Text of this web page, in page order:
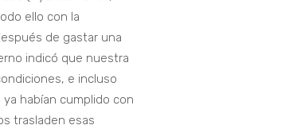
ello con la
de gastar una
indicó que nuestra
e incluso
habían cumplido con
trasladen esas